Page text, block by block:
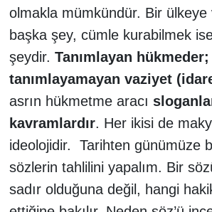
olmakla mümkündür. Bir
başka şey, cümle kurabilmek
şeydir. Tanımlayan hükmeder;
tanımlayamayan vaziyet
asrın hükmetme aracı
kavramlardır. Her ikisi de
ideolojidir. Tarihten günümüze
sözlerin tahlilini yapalım. Bir
sadır olduğuna değil, hangi